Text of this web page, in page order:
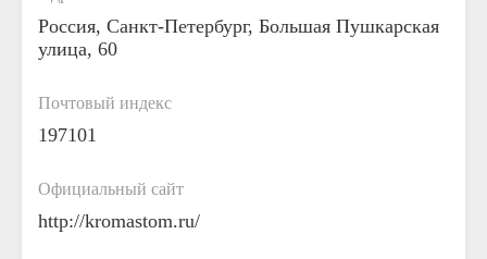
Россия, Санкт-Петербург, Большая Пушкарская
улица, 60
Почтовый индекс
197101
Официальный сайт
http://kromastom.ru/